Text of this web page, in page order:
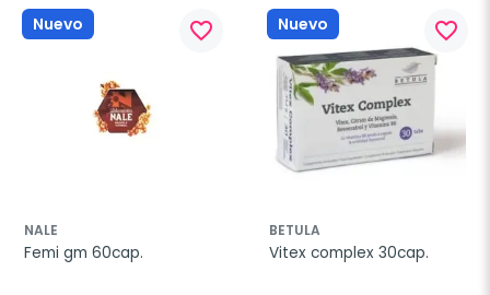
Nuevo favorite_border
NALE
Femi gm 60cap.
Nuevo favorite_border
BETULA
Vitex complex 30cap.